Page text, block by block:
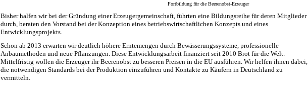
Fortbildung für die Beerenobst-Erzeuger
Bisher halfen wir bei der Gründung einer Erzeugergemeinschaft, führten eine Bildungsreihe für deren Mitglieder
durch, beraten den Vorstand bei der Konzeption eines betriebswirtschaftlichen Konzepts und eines
Entwicklungsprojekts.
Schon ab 2013 erwarten wir deutlich höhere Erntemengen durch Bewässerungssysteme, professionelle
Anbaumethoden und neue Pflanzungen. Diese Entwicklungsarbeit finanziert seit 2010 Brot für die Welt.
Mittelfristig wollen die Erzeuger ihr Beerenobst zu besseren Preisen in die EU ausführen. Wir helfen ihnen dabei,
die notwendigen Standards bei der Produktion einzuführen und Kontakte zu Käufern in Deutschland zu
vermitteln.